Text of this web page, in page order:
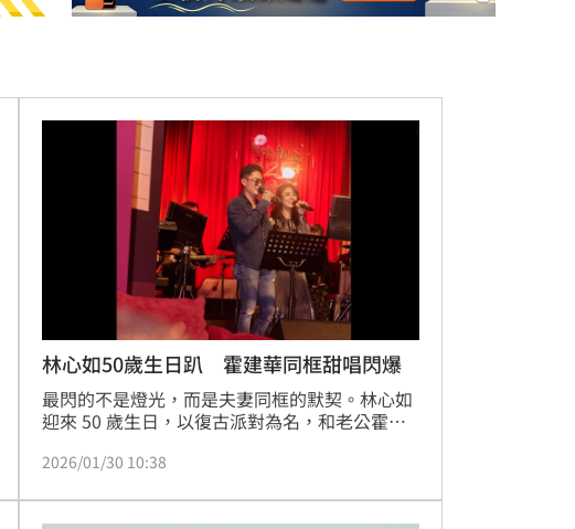
林心如50歲生日趴 霍建華同框甜唱閃爆
最閃的不是燈光，而是夫妻同框的默契。林心如
迎來 50 歲生日，以復古派對為名，和老公霍建
看見她在人生下半場最自在、最篤定的模樣。林
2026/01/30 10:38